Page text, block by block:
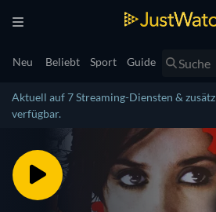
Neu Beliebt Sport Guide
Aktuell auf 7 Streaming-Diensten &
verfügbar.